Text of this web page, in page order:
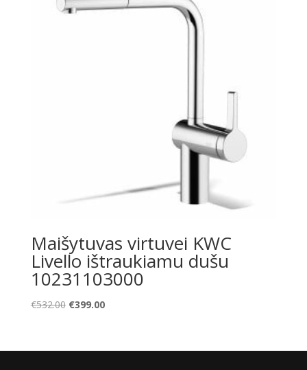
Maišytuvas virtuvei KWC
Livello ištraukiamu dušu
10231103000
€532.00 Original
€532.00.
€399.00Current
€399.00.